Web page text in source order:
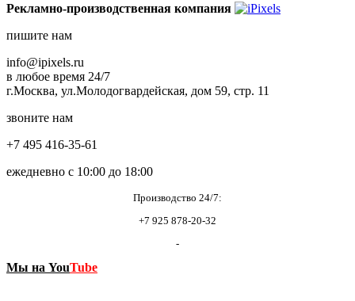
Рекламно-производственная компания
пишите нам
info@ipixels.ru
в любое время 24/7
г.Москва, ул.Молодогвардейская, дом 59, стр. 11
звоните нам
+7 495 416-35-61
ежедневно с 10:00 до 18:00
Производство 24/7:
+7 925 878-20-32
-
Мы на YouTube